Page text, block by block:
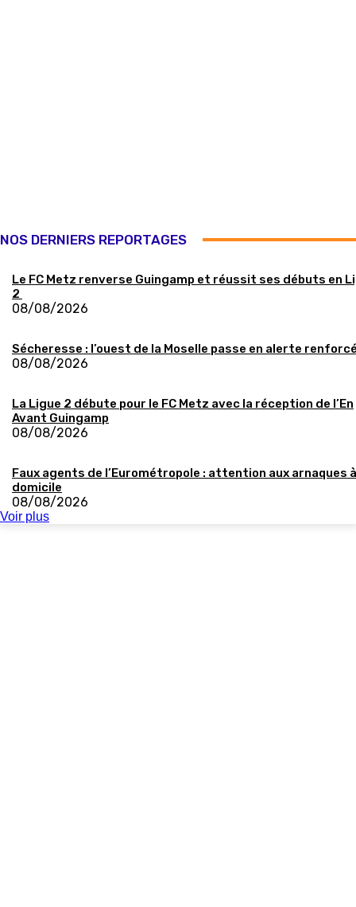
NOS DERNIERS REPORTAGES
Le FC Metz renverse Guingamp et réussit ses débuts en
2
08/08/2026
Sécheresse : l’ouest de la Moselle passe en alerte
08/08/2026
La Ligue 2 débute pour le FC Metz avec la réception de l’En
Avant Guingamp
08/08/2026
Faux agents de l’Eurométropole : attention aux arnaques à
domicile
08/08/2026
Voir plus